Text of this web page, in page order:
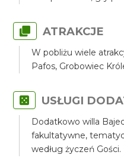
ATRAKCJE
W pobliżu wiele
Pafos, Grobowiec
USŁUGI
Dodatkowo willa
fakultatywne,
według życzeń Gości.